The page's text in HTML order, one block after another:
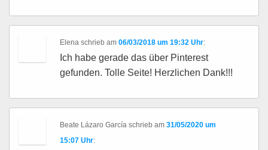
Elena schrieb am06/03/2018 um 19:32 Uhr:
Ich habe gerade das über Pinterest
gefunden. Tolle Seite! Herzlichen Dank!!!
Beate Lázaro García schrieb am31/05/2020 um
15:07 Uhr: